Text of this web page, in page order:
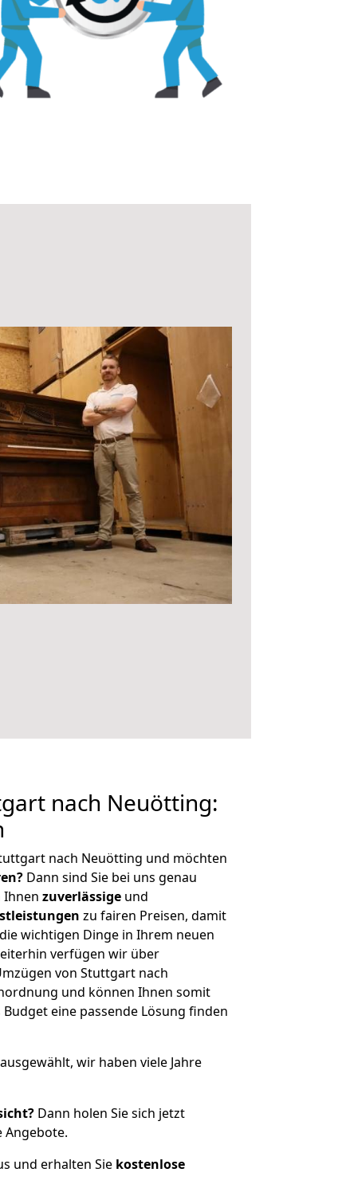
nach Neuötting:
nach Neuötting und möchten
Dann sind Sie bei uns genau
Ihnen zuverlässige und
zu fairen Preisen, damit
wichtigen Dinge in Ihrem neuen
verfügen wir über
von Stuttgart nach
und können Ihnen somit
eine passende Lösung finden
wir haben viele Jahre
Dann holen Sie sich jetzt
Angebote.
und erhalten Sie kostenlose